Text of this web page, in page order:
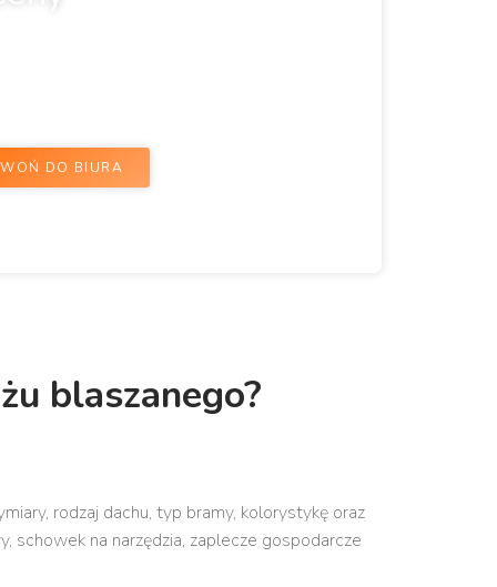
DO BIURA
blaszanego?
rodzaj dachu, typ bramy, kolorystykę oraz
schowek na narzędzia, zaplecze gospodarcze